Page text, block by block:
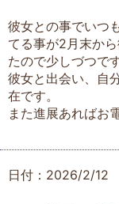
彼女との事でいつ
てる事が2月末か
たので少しづつで
彼女と出会い、自
在です。
また進展あればお
日付：2026/2/12